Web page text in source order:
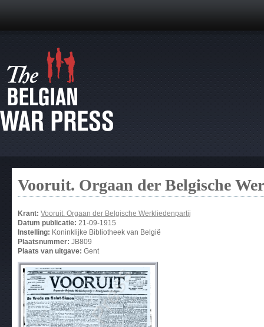
Vooruit. Orgaan der Belgische
Krant: Vooruit. Orgaan der Belgische Werkliedenpartij
Datum publicatie: 21-09-1915
Instelling: Koninklijke Bibliotheek van België
Plaatsnummer: JB809
Plaats van uitgave: Gent